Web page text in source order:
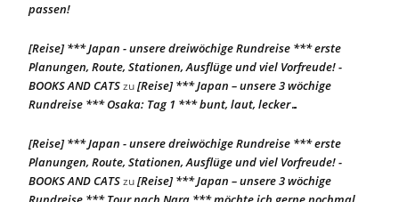
passen!
[Reise] *** Japan - unsere dreiwöchige Rundreise *** erste
Planungen, Route, Stationen, Ausflüge und viel Vorfreude! -
BOOKS AND CATSzu[Reise] *** Japan – unsere 3 wöchige
Rundreise *** Osaka: Tag 1 *** bunt, laut, lecker…
[Reise] *** Japan - unsere dreiwöchige Rundreise *** erste
Planungen, Route, Stationen, Ausflüge und viel Vorfreude! -
BOOKS AND CATSzu[Reise] *** Japan – unsere 3 wöchige